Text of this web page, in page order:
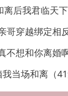
我君临天下（80集
反任务&离谱我和亲哥穿越
不想和你离婚
当场和离（41